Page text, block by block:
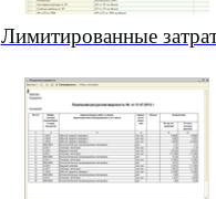
Лимитированные